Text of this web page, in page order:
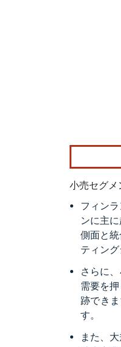
画像 ©
小売セグメ
フィン
ンに主
側面と
ティン
さらに
需要を
跡でき
す。
また、